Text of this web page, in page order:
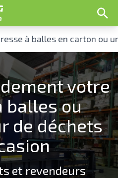
à balles en carton ou
votre
balles ou
de déchets
et revendeurs